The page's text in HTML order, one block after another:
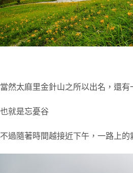
當然太麻里金針山之所以出名，還有
也就是忘憂谷
不過隨著時間越接近下午，一路上的